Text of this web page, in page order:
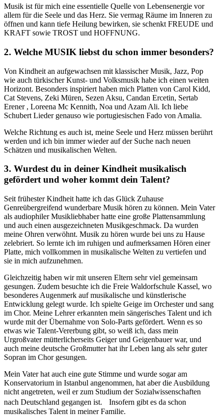
Musik ist für mich eine essentielle Quelle von Lebensenergie vor
allem für die Seele und das Herz. Sie vermag Räume im Inneren zu
öffnen und kann tiefe Heilung bewirken, sie schenkt FREUDE und
KRAFT sowie TROST und HOFFNUNG.
2. Welche MUSIK liebst du schon immer besonders?
Von Kindheit an aufgewachsen mit klassischer Musik, Jazz, Pop
wie auch türkischer Kunst- und Volksmusik habe ich einen weiten
Horizont. Besonders inspiriert haben mich Platten von Carol Kidd,
Cat Stevens, Zeki Müren, Sezen Aksu, Candan Ercetin, Sertab
Erener , Loreena Mc Kennith, Noa und Azam Ali. Ich liebe
Schubert Lieder genauso wie portugiesischen Fado von Amalia.
Welche Richtung es auch ist, meine Seele und Herz müssen berührt
werden und ich bin immer wieder auf der Suche nach neuen
Schätzen und musikalischen Welten.
3. Wurdest du in deiner Kindheit musikalisch
gefördert und woher kommt dein Talent?
Seit frühester Kindheit hatte ich das Glück Zuhause
Genreübergreifend wunderbare Musik hören zu können. Mein Vater
als audiophiler Musikliebhaber hatte eine große Plattensammlung
und auch einen ausgezeichneten Musikgeschmack. Da wurden
meine Ohren verwöhnt. Musik zu hören wurde bei uns zu Hause
zelebriert. So lernte ich im ruhigen und aufmerksamen Hören einer
Platte, mich vollkommen in musikalische Welten zu vertiefen und
sie in mich aufzunehmen.
Gleichzeitig haben wir mit unseren Eltern sehr viel gemeinsam
gesungen. Zudem besuchte ich die Freie Waldorfschule Kassel, wo
besonderes Augenmerk auf musikalische und künstlerische
Entwicklung gelegt wurde. Ich spielte Geige im Orchester und sang
im Chor. Meine Lehrer erkannten mein sängerisches Talent und ich
wurde mit der Übernahme von Solo-Parts gefördert. Wenn es so
etwas wie Talent-Vererbung gibt, so weiß ich, dass mein
Urgroßvater mütterlicherseits Geiger und Geigenbauer war, und
auch meine deutsche Großmutter hat ihr Leben lang als sehr guter
Sopran im Chor gesungen.
Mein Vater hat auch eine gute Stimme und wurde sogar am
Konservatorium in Istanbul angenommen, hat aber die Ausbildung
nicht angetreten, weil er zum Studium der Sozialwissenschaften
nach Deutschland gegangen ist. Insofern gibt es da schon
musikalisches Talent in meiner Familie.